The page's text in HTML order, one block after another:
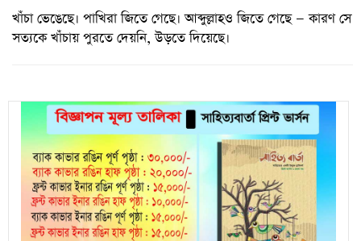
খাঁচা ভেঙেছে। পাখিরা জিতে গেছে। আব্দুল্লাহও জিতে গেছে — কারণ সে
সত্যকে খাঁচায় পুরতে দেয়নি, উড়তে দিয়েছে।